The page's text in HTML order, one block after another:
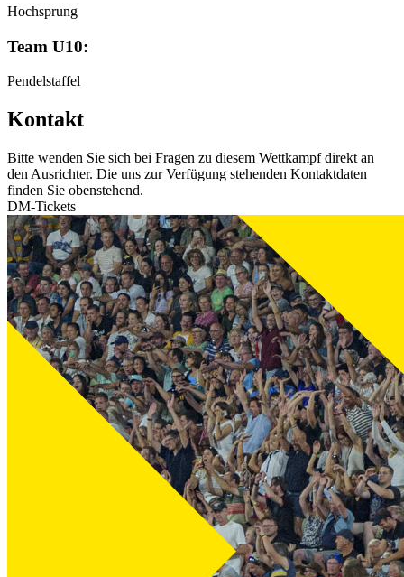
Hochsprung
Team U10:
Pendelstaffel
Kontakt
Bitte wenden Sie sich bei Fragen zu diesem Wettkampf direkt an
den Ausrichter. Die uns zur Verfügung stehenden Kontaktdaten
finden Sie obenstehend.
DM-Tickets